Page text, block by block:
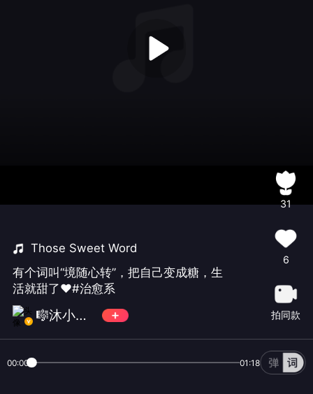
Those Sweet Word
有个词叫“境随心转”，把自己变成糖，生
活就甜了❤️#治愈系
🎼沐小可🤡
31
6
拍同款
00:00 01:18